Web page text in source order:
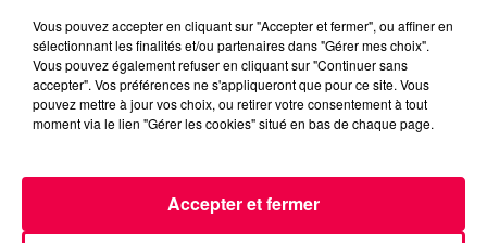
podcasts/2022/09/2022-09-06-10-05-
35_20220906_ANNIVERSAIRES_1.mp3
Vous pouvez accepter en cliquant sur "Accepter et fermer", ou affiner en
sélectionnant les finalités et/ou partenaires dans "Gérer mes choix".
Vous pouvez également refuser en cliquant sur "Continuer sans
accepter". Vos préférences ne s'appliqueront que pour ce site. Vous
pouvez mettre à jour vos choix, ou retirer votre consentement à tout
moment via le lien "Gérer les cookies" situé en bas de chaque page.
Accepter et fermer